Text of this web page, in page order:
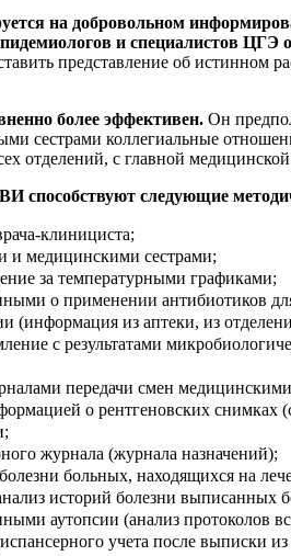
на добровольном
и специалистов ЦГЭ
представление об истинном
более эффективен. Он
сестрами коллегиальные
отделений, с главной
способствуют следующие
клинициста;
и медицинскими сестрами;
за температурными графиками;
о применении антибиотиков
(информация из аптеки, из
с результатами
передачи смен
о рентгеновских снимках
журнала (журнала назначений);
больных, находящихся на
историй болезни выписанных
аутопсии (анализ протоколов
учета после выписки из